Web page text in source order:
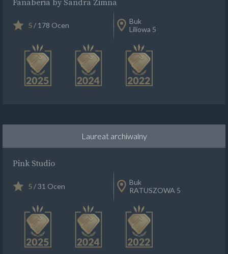
5/ 178 Ocen
Buk
Liliowa 5
Laureat archiwalny
Pink Studio
5/ 31 Ocen
Buk
RATUSZOWA 5